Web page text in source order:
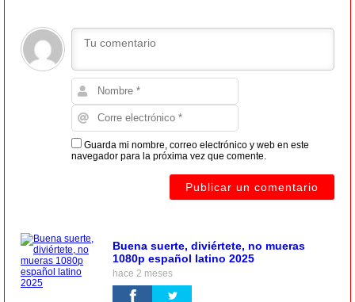
Guarda mi nombre, correo electrónico y web en este
navegador para la próxima vez que comente.
Buena suerte, diviértete, no mueras
1080p español latino 2025
hace 2 meses